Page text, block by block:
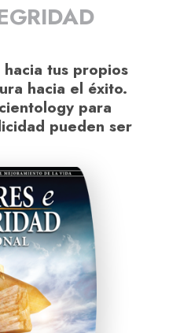
tus propios
hacia el éxito.
para
pueden ser